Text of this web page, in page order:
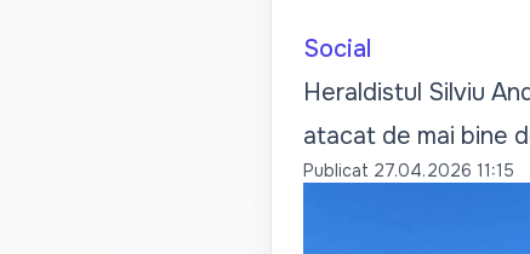
Social
Heraldistul Silviu
atacat de mai bine
Publicat 27.04.2026 11:15